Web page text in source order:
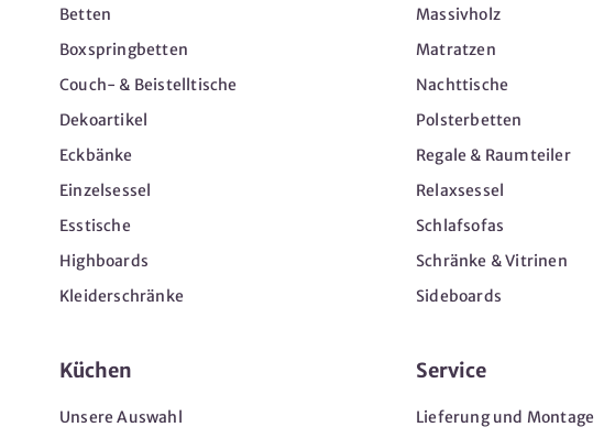
Betten
Boxspringbetten
Couch- & Beistelltische
Dekoartikel
Eckbänke
Einzelsessel
Esstische
Highboards
Kleiderschränke
Massivholz
Matratzen
Nachttische
Polsterbetten
Regale & Raumteiler
Relaxsessel
Schlafsofas
Schränke & Vitrinen
Sideboards
Küchen
Unsere Auswahl
Service
Lieferung und Montage